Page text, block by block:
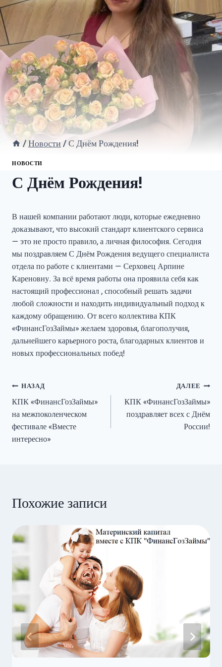
/Новости /С Днём Рождения!
НОВОСТИ
С Днём Рождения!
В нашей компании работают люди, которые ежедневно
доказывают, что высокий стандарт клиентского сервиса
— это не просто правило, а личная философия. Сегодня
мы поздравляем С Днём Рождения ведущего специалиста
отдела по работе с клиентами — Серховец Арпине
Кареновну. За всё время работы она проявила себя как
настоящий профессионал , способный решать задачи
любой сложности и находить индивидуальный подход к
каждому обращению. От всего коллектива КПК
«ФинансГозЗаймы» желаем здоровья, благополучия,
дальнейшего карьерного роста, благодарных клиентов и
новых профессиональных побед!
Навигация
по
записям
НАЗАД
КПК «ФинансГозЗаймы»
на межпоколенческом
фестивале «Вместе
интересно»
ДАЛЕЕ
КПК «ФинансГозЗаймы»
поздравляет всех с Днём
России!
Похожие записи